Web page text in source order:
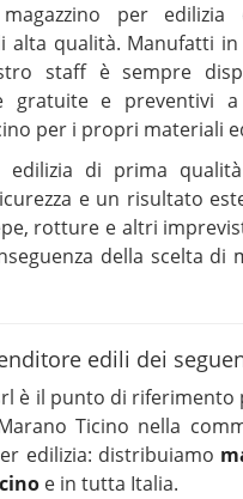
per edilizia
alta qualità. Manufatti
staff è sempre
gratuite e preventivi
per i propri materiali
edilizia di prima
e un risultato
rotture e altri
della scelta di
edili dei
è il punto di riferimento
Ticino nella
edilizia: distribuiamo
e in tutta Italia.